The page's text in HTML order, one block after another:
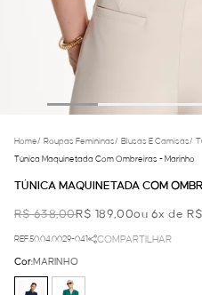
Home/ Roupas Femininas/ Blusas E Camisas/
Túnica Maquinetada Com Ombreiras - Marinho
TÚNICA MAQUINETADA COM
R$ 638,00R$ 189,00ou 6x de
REF.50.04.0029-041 COMPARTILHAR
Cor:MARINHO